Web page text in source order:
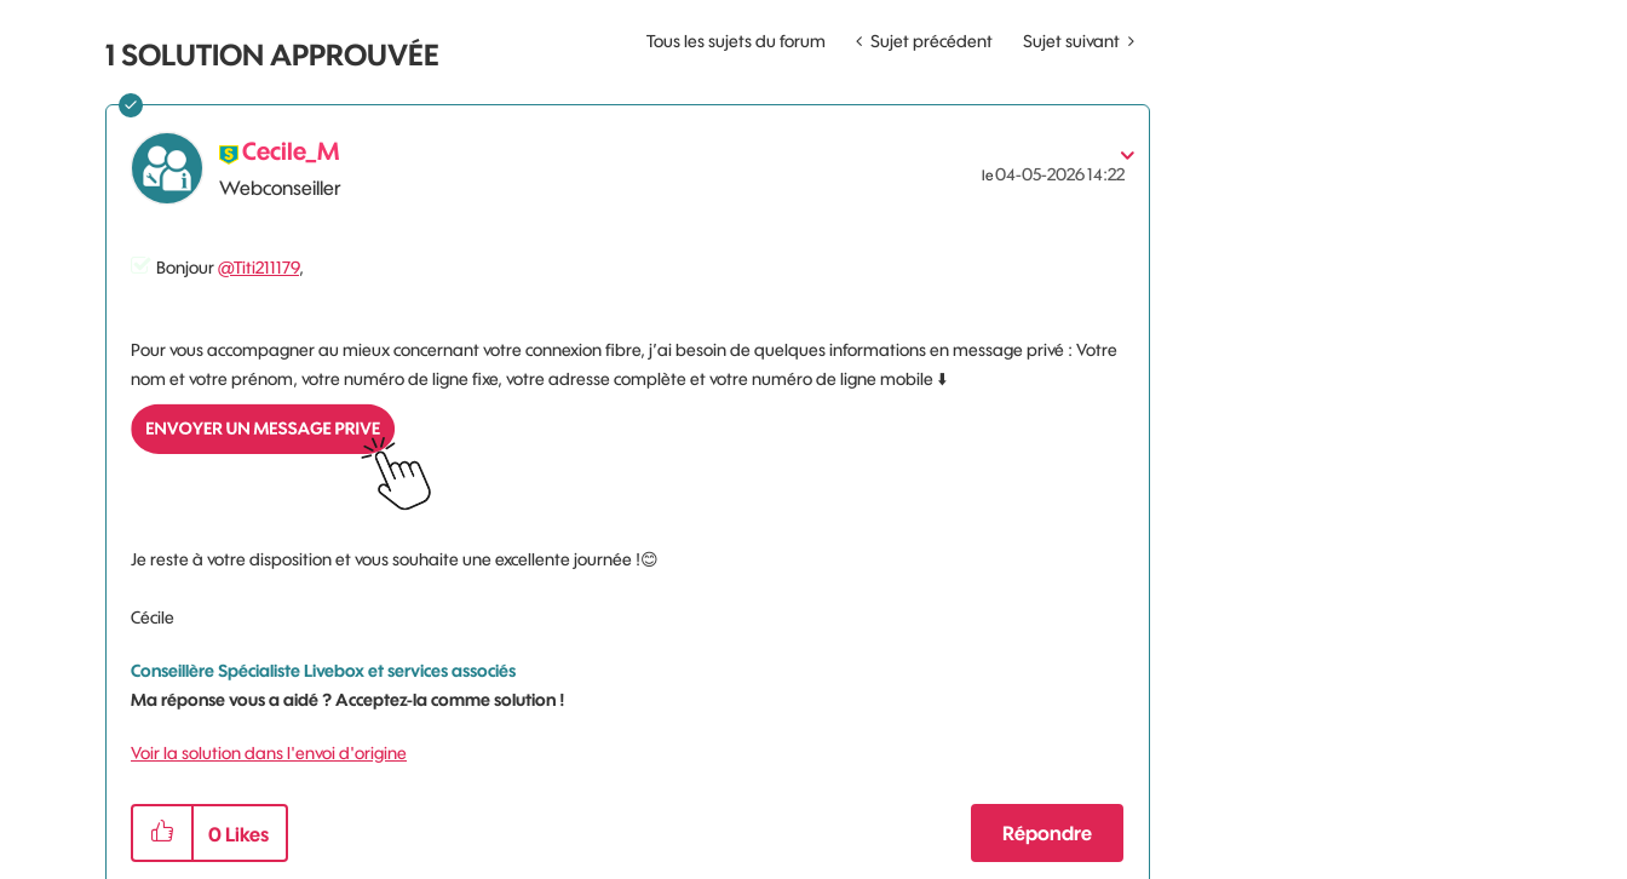
Tous les sujets du forum Sujet précédent Sujet suivant
1 SOLUTION APPROUVÉE
Cecile_M
Webconseiller
le‎04-05-202614:22
Bonjour@Titi211179,
Pour vous accompagner au mieux concernant votre connexion fibre, j’ai besoin de quelques informations en message privé : Votre
nom et votre prénom, votre numéro de ligne fixe, votre adresse complète et votre numéro de ligne mobile ⬇️
Je reste à votre disposition et vous souhaite une excellente journée !😊
Cécile
Conseillère Spécialiste Livebox et services associés
Ma réponse vous a aidé ? Acceptez-la comme solution !
Voir la solution dans l'envoi d'origine
0 Likes Répondre